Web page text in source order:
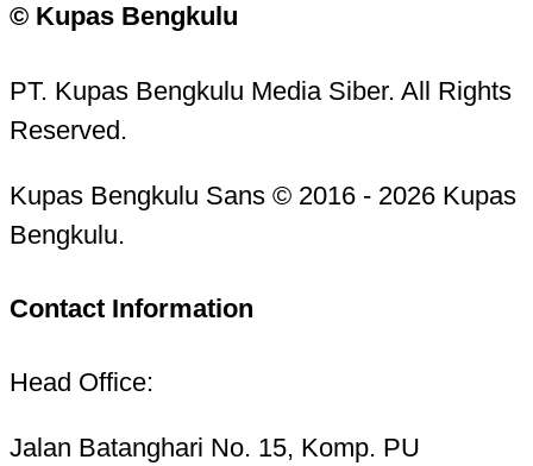
© Kupas Bengkulu
PT. Kupas Bengkulu Media Siber. All Rights
Reserved.
Kupas Bengkulu Sans © 2016 - 2026 Kupas
Bengkulu.
Contact Information
Head Office:
Jalan Batanghari No. 15, Komp. PU